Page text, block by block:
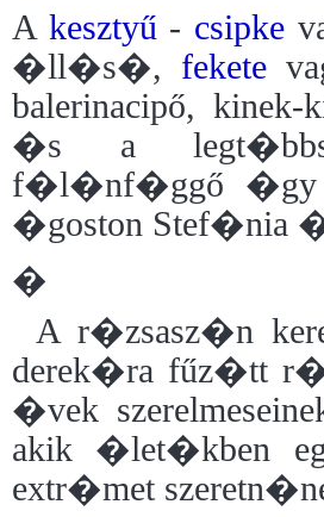
A kesztyű - csipke
�ll�s�, fekete
balerinacipő,
�s a
f�l�nf�ggő �gy
�goston Stef�nia
�
A r�zsasz�n
derek�ra fűz�tt
�vek
akik �let�kben
extr�met